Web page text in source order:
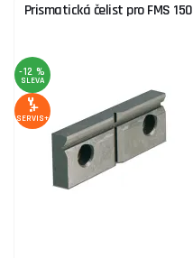
Prismatická čelist pro FMS 150
-12 %
SLEVA
SERVIS+